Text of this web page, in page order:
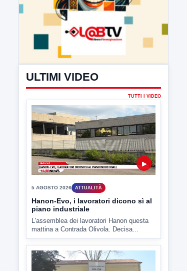
ULTIMI VIDEO
TUTTI I VIDEO
5 AGOSTO 2026 ATTUALITÀ
Hanon-Evo, i lavoratori dicono sì al